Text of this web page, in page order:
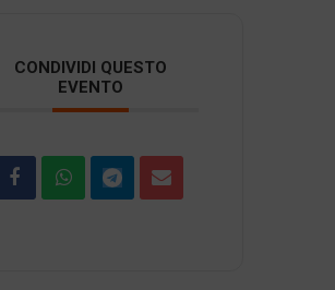
CONDIVIDI QUESTO
EVENTO